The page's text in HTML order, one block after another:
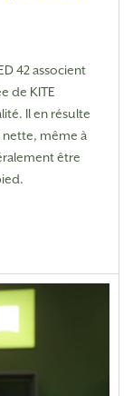
42 associent
de KITE
Il en résulte
même à
être